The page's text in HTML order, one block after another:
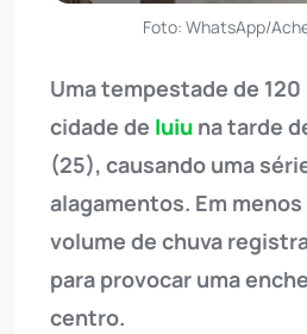
Foto: WhatsApp/
Uma tempestade de
cidade de Iuiu na tarde
(25), causando uma
alagamentos. Em
volume de chuva
para provocar uma
centro.